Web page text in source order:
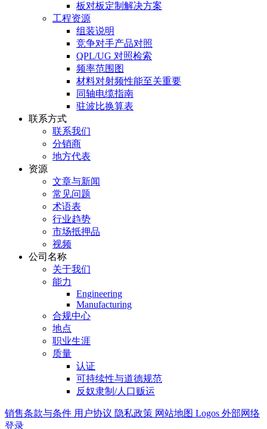
板对板定制解决方案
工程资源
组装说明
竞争对手产品对照
QPL/UG 对照检索
频率范围图
材料对射频性能至关重要
同轴电缆指南
驻波比换算表
联系方式
联系我们
分销商
地方代表
资源
文章与新闻
常见问题
术语表
行业趋势
市场抵押品
视频
公司名称
关于我们
能力
Engineering
Manufacturing
合规中心
地点
职业生涯
质量
认证
可持续性与道德规范
反奴隶制/人口贩运
销售条款与条件 用户协议 隐私政策 网站地图 Logos 外部网络
登录